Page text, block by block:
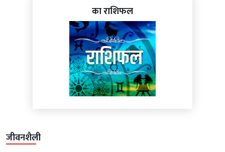
का राशिफल
जीवनशैली